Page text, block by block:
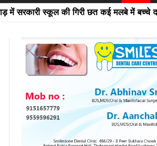
स्कूल की गिरी छत कई मलबे में बच्चे दबे »